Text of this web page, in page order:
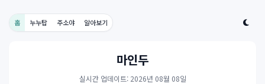
홈 누누탑 주소야 알아보기
마인두
실시간 업데이트: 2026년 08월 08일